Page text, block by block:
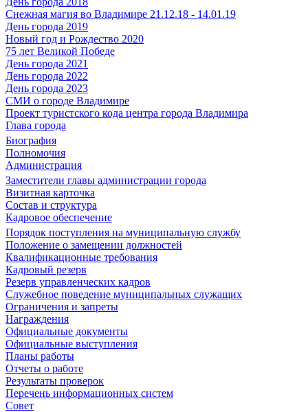
Снежная магия во Владимире 21.12.18 - 14.01.19
День города 2019
Новый год и Рождество 2020
75 лет Великой Победе
День города 2021
День города 2022
День города 2023
СМИ о городе Владимире
Проект туристского кода центра города Владимира
Глава города
Биография
Полномочия
Администрация
Заместители главы администрации города
Визитная карточка
Состав и структура
Кадровое обеспечение
Порядок поступления на муниципальную службу
Положение о замещении должностей
Квалификационные требования
Кадровый резерв
Резерв управленческих кадров
Служебное поведение муниципальных служащих
Ограничения и запреты
Награждения
Официальные документы
Официальные выступления
Планы работы
Отчеты о работе
Результаты проверок
Перечень информационных систем
Совет